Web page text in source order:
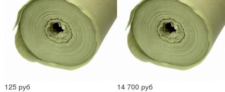
125 руб
14 700 руб